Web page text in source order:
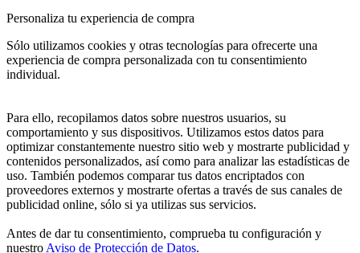
Personaliza tu experiencia de compra
Sólo utilizamos cookies y otras tecnologías para ofrecerte una
experiencia de compra personalizada con tu consentimiento
individual.
Para ello, recopilamos datos sobre nuestros usuarios, su
comportamiento y sus dispositivos. Utilizamos estos datos para
optimizar constantemente nuestro sitio web y mostrarte publicidad y
contenidos personalizados, así como para analizar las estadísticas de
uso. También podemos comparar tus datos encriptados con
proveedores externos y mostrarte ofertas a través de sus canales de
publicidad online, sólo si ya utilizas sus servicios.
Antes de dar tu consentimiento, comprueba tu configuración y
nuestro Aviso de Protección de Datos.